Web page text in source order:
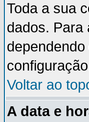
Toda a sua
dados. Para
Voltar ao
A data e